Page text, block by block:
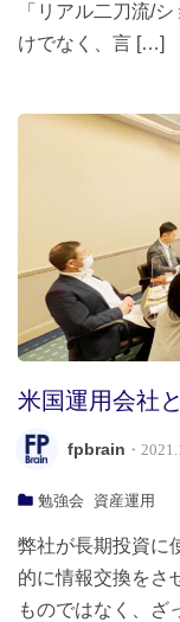
「リアル二刀流/
けでなく、言 […]
米国運用会社
fpbrain ・
勉強会 資産運用
弊社が長期投資に
的に情報交換をさ
ものではなく、ざ